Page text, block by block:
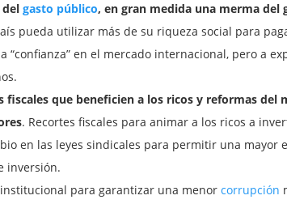
del gasto público, en gran medida una merma del
pueda utilizar más de su riqueza social para
“confianza” en el mercado internacional, pero a
fiscales que beneficien a los ricos y reformas
. Recortes fiscales para animar a los ricos a
en las leyes sindicales para permitir una mayor
inversión.
para garantizar una menor corrupción